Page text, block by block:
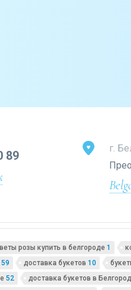
89
г.
розы купить в белгороде 1
59 доставка букетов 10
52 доставка букетов в